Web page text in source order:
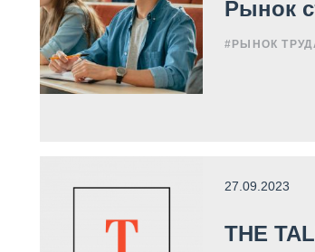
Рынок
#РЫНОК
27.09.2023
THE